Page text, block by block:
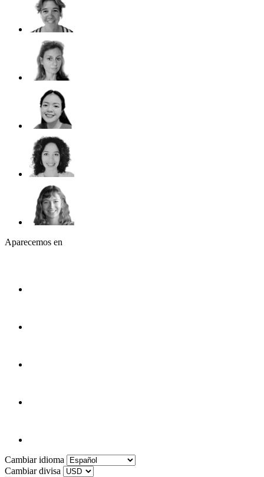
Aparecemos en
Cambiar idioma
Cambiar divisa